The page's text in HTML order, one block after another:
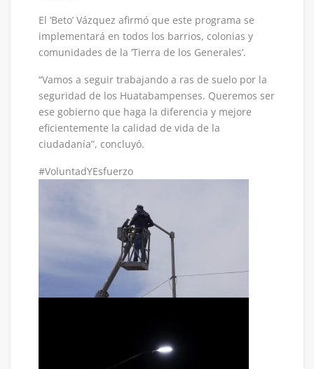
El ‘Beto’ Vázquez afirmó que este programa se
implementará en todos los barrios, colonias y
comunidades de la ‘Tierra de los Generales’.
“Vamos a seguir trabajando a ras de suelo por la
seguridad de los Huatabampenses. Queremos ser
ese gobierno que haga la diferencia y mejore
eficientemente la calidad de vida de la
ciudadanía”, concluyó.
#VoluntadYEsfuerzo